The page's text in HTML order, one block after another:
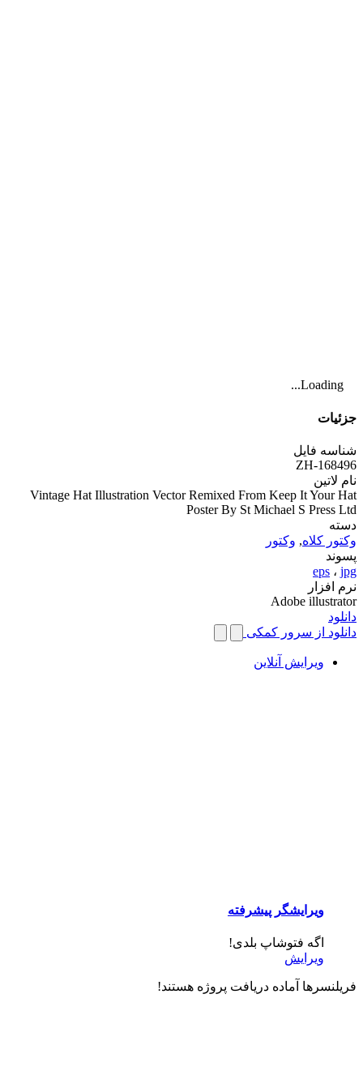
Loading...
جزئیات
شناسه فایل
ZH-168496
نام لاتین
Vintage Hat Illustration Vector Remixed From Keep It Your Hat
Poster By St Michael S Press Ltd
دسته
وکتور کلاه, وکتور
پسوند
eps ، jpg
نرم افزار
Adobe illustrator
دانلود
دانلود از سرور کمکی
ویرایش آنلاین
ویرایشگر پیشرفته
اگه فتوشاپ بلدی!
ویرایش
فریلنسرها آماده دریافت پروژه هستند!